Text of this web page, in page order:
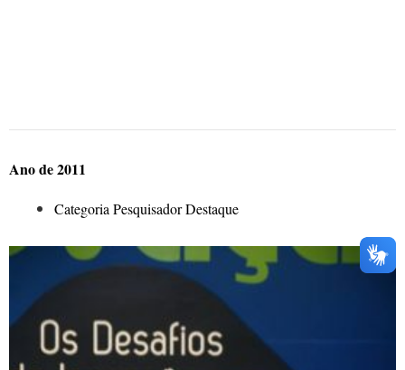
Ano de 2011
Categoria Pesquisador Destaque